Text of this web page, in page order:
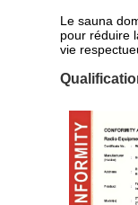
Le sauna
pour réduire
vie